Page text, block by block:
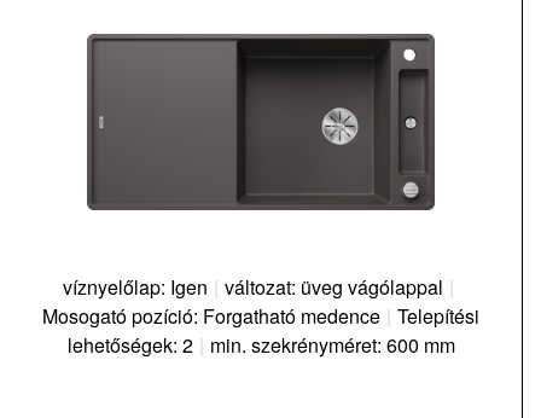
víznyelőlap: Igen | változat: üveg vágólappal |
Mosogató pozíció: Forgatható medence | Telepítési
lehetőségek: 2 | min. szekrényméret: 600 mm